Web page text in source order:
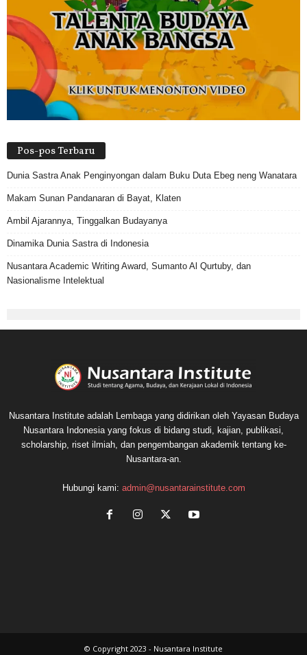
Pos-pos Terbaru
Dunia Sastra Anak Penginyongan dalam Buku Duta Ebeg neng Wanatara
Makam Sunan Pandanaran di Bayat, Klaten
Ambil Ajarannya, Tinggalkan Budayanya
Dinamika Dunia Sastra di Indonesia
Nusantara Academic Writing Award, Sumanto Al Qurtuby, dan
Nasionalisme Intelektual
Nusantara Institute adalah Lembaga yang didirikan oleh Yayasan Budaya
Nusantara Indonesia yang fokus di bidang studi, kajian, publikasi,
scholarship, riset ilmiah, dan pengembangan akademik tentang ke-
Nusantara-an.
Hubungi kami: admin@nusantarainstitute.com
© Copyright 2023 - Nusantara Institute